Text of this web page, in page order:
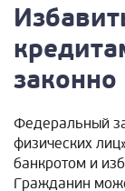
законно
Федеральный
физических
банкротом и
Гражданин